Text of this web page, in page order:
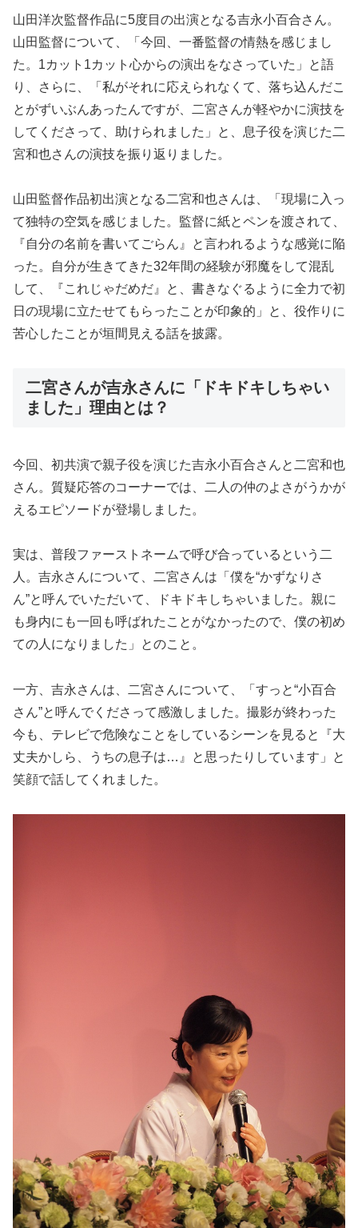
山田洋次監督作品に5度目の出演となる吉永小百合さん。
山田監督について、「今回、一番監督の情熱を感じまし
た。1カット1カット心からの演出をなさっていた」と語
り、さらに、「私がそれに応えられなくて、落ち込んだこ
とがずいぶんあったんですが、二宮さんが軽やかに演技を
してくださって、助けられました」と、息子役を演じた二
宮和也さんの演技を振り返りました。
山田監督作品初出演となる二宮和也さんは、「現場に入っ
て独特の空気を感じました。監督に紙とペンを渡されて、
『自分の名前を書いてごらん』と言われるような感覚に陥
った。自分が生きてきた32年間の経験が邪魔をして混乱
して、『これじゃだめだ』と、書きなぐるように全力で初
日の現場に立たせてもらったことが印象的」と、役作りに
苦心したことが垣間見える話を披露。
二宮さんが吉永さんに「ドキドキしちゃい
ました」理由とは？
今回、初共演で親子役を演じた吉永小百合さんと二宮和也
さん。質疑応答のコーナーでは、二人の仲のよさがうかが
えるエピソードが登場しました。
実は、普段ファーストネームで呼び合っているという二
人。吉永さんについて、二宮さんは「僕を“かずなりさ
ん”と呼んでいただいて、ドキドキしちゃいました。親に
も身内にも一回も呼ばれたことがなかったので、僕の初め
ての人になりました」とのこと。
一方、吉永さんは、二宮さんについて、「すっと“小百合
さん”と呼んでくださって感激しました。撮影が終わった
今も、テレビで危険なことをしているシーンを見ると『大
丈夫かしら、うちの息子は…』と思ったりしています」と
笑顔で話してくれました。